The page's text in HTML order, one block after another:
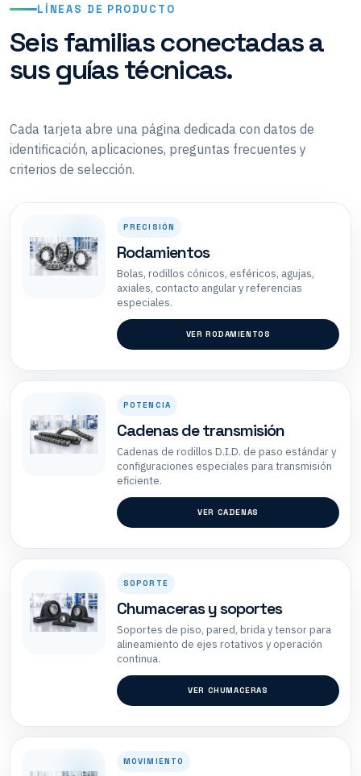
LÍNEAS DE PRODUCTO
Seis familias conectadas a
sus guías técnicas.
Cada tarjeta abre una página dedicada con datos de
identificación, aplicaciones, preguntas frecuentes y
criterios de selección.
PRECISIÓN
Rodamientos
Bolas, rodillos cónicos, esféricos, agujas,
axiales, contacto angular y referencias
especiales.
VER RODAMIENTOS
POTENCIA
Cadenas de transmisión
Cadenas de rodillos D.I.D. de paso estándar y
configuraciones especiales para transmisión
eficiente.
VER CADENAS
SOPORTE
Chumaceras y soportes
Soportes de piso, pared, brida y tensor para
alineamiento de ejes rotativos y operación
continua.
VER CHUMACERAS
MOVIMIENTO